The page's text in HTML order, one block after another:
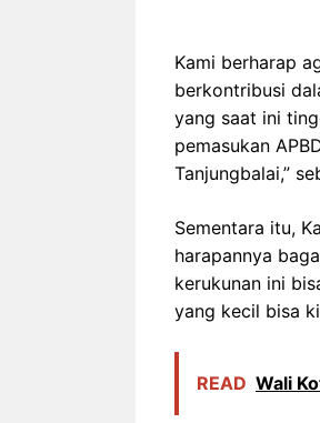
Kami berharap
berkontribusi
yang saat ini
pemasukan
Tanjungbalai,”
Sementara itu,
harapannya
kerukunan ini
yang kecil bisa
READ Wali